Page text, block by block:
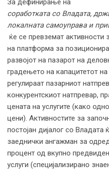
За дефинирање на
соработката со Владата,
локалната самоуправа и
ќе се превземат
на платформа за
развојот на пазарот на
градењето на капацитетот
регулираат пазарниот
конкурентскиот натпревар,
цената на услугите (како
цени). Активностите за
постојан дијалог со Владата
заеднички ангажман за
процент од вкупно
услуги (специјализирано